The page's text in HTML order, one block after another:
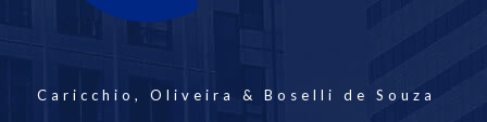
Caricchio, Oliveira & Boselli de Souza